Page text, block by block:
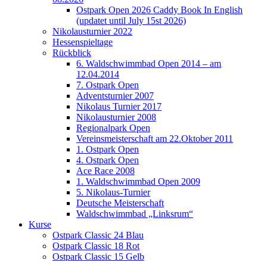
Ostpark Open 2026 Caddy Book In English
(updatet until July 15st 2026)
Nikolausturnier 2022
Hessenspieltage
Rückblick
6. Waldschwimmbad Open 2014 – am
12.04.2014
7. Ostpark Open
Adventsturnier 2007
Nikolaus Turnier 2017
Nikolausturnier 2008
Regionalpark Open
Vereinsmeisterschaft am 22.Oktober 2011
1. Ostpark Open
4. Ostpark Open
Ace Race 2008
1. Waldschwimmbad Open 2009
5. Nikolaus-Turnier
Deutsche Meisterschaft
Waldschwimmbad „Linksrum“
Kurse
Ostpark Classic 24 Blau
Ostpark Classic 18 Rot
Ostpark Classic 15 Gelb